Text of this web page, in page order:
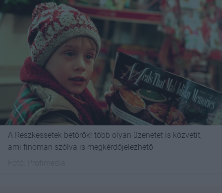
A Reszkessetek betörők! több olyan üzenetet is közvetít,
ami finoman szólva is megkérdőjelezhető